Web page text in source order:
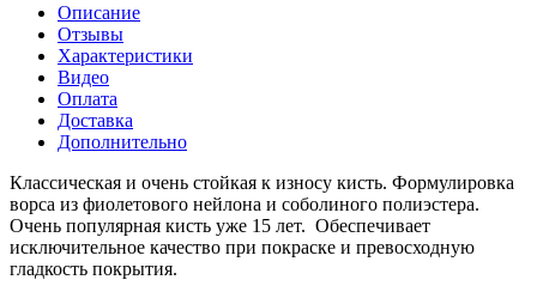
Описание
Отзывы
Характеристики
Видео
Оплата
Доставка
Дополнительно
Классическая и очень стойкая к износу кисть. Формулировка
ворса из фиолетового нейлона и соболиного полиэстера.
Очень популярная кисть уже 15 лет. Обеспечивает
исключительное качество при покраске и превосходную
гладкость покрытия.